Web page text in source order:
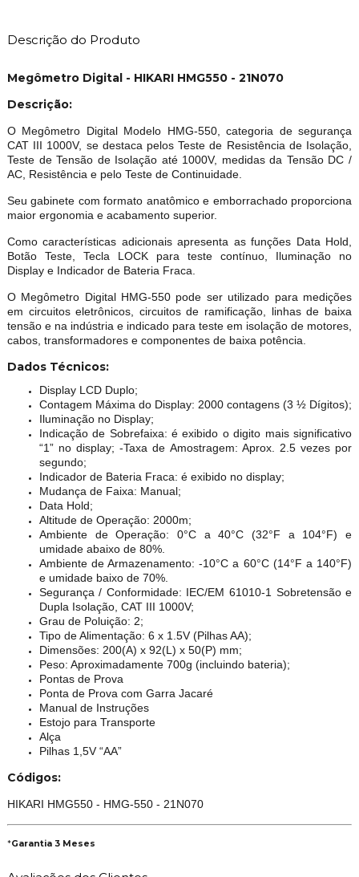
Descrição do Produto
Megômetro Digital - HIKARI HMG550 - 21N070
Descrição:
O Megômetro Digital Modelo HMG-550, categoria de segurança
CAT III 1000V, se destaca pelos Teste de Resistência de Isolação,
Teste de Tensão de Isolação até 1000V, medidas da Tensão DC /
AC, Resistência e pelo Teste de Continuidade.
Seu gabinete com formato anatômico e emborrachado proporciona
maior ergonomia e acabamento superior.
Como características adicionais apresenta as funções Data Hold,
Botão Teste, Tecla LOCK para teste contínuo, Iluminação no
Display e Indicador de Bateria Fraca.
O Megômetro Digital HMG-550 pode ser utilizado para medições
em circuitos eletrônicos, circuitos de ramificação, linhas de baixa
tensão e na indústria e indicado para teste em isolação de motores,
cabos, transformadores e componentes de baixa potência.
Dados Técnicos:
Display LCD Duplo;
Contagem Máxima do Display: 2000 contagens (3 ½ Dígitos);
Iluminação no Display;
Indicação de Sobrefaixa: é exibido o digito mais significativo
“1” no display; -Taxa de Amostragem: Aprox. 2.5 vezes por
segundo;
Indicador de Bateria Fraca: é exibido no display;
Mudança de Faixa: Manual;
Data Hold;
Altitude de Operação: 2000m;
Ambiente de Operação: 0°C a 40°C (32°F a 104°F) e
umidade abaixo de 80%.
Ambiente de Armazenamento: -10°C a 60°C (14°F a 140°F)
e umidade baixo de 70%.
Segurança / Conformidade: IEC/EM 61010-1 Sobretensão e
Dupla Isolação, CAT III 1000V;
Grau de Poluição: 2;
Tipo de Alimentação: 6 x 1.5V (Pilhas AA);
Dimensões: 200(A) x 92(L) x 50(P) mm;
Peso: Aproximadamente 700g (incluindo bateria);
Pontas de Prova
Ponta de Prova com Garra Jacaré
Manual de Instruções
Estojo para Transporte
Alça
Pilhas 1,5V “AA”
Códigos:
HIKARI HMG550 - HMG-550 - 21N070
*Garantia 3 Meses